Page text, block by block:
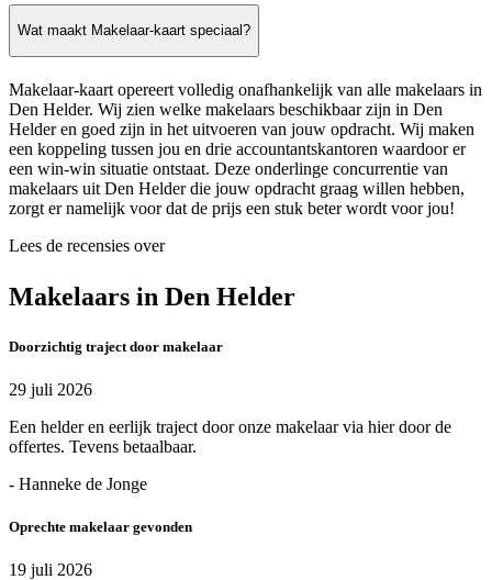
Wat maakt Makelaar-kaart speciaal?
Makelaar-kaart opereert volledig onafhankelijk van alle makelaars in
Den Helder. Wij zien welke makelaars beschikbaar zijn in Den
Helder en goed zijn in het uitvoeren van jouw opdracht. Wij maken
een koppeling tussen jou en drie accountantskantoren waardoor er
een win-win situatie ontstaat. Deze onderlinge concurrentie van
makelaars uit Den Helder die jouw opdracht graag willen hebben,
zorgt er namelijk voor dat de prijs een stuk beter wordt voor jou!
Lees de recensies over
Makelaars in Den Helder
Doorzichtig traject door makelaar
29 juli 2026
Een helder en eerlijk traject door onze makelaar via hier door de
offertes. Tevens betaalbaar.
- Hanneke de Jonge
Oprechte makelaar gevonden
19 juli 2026